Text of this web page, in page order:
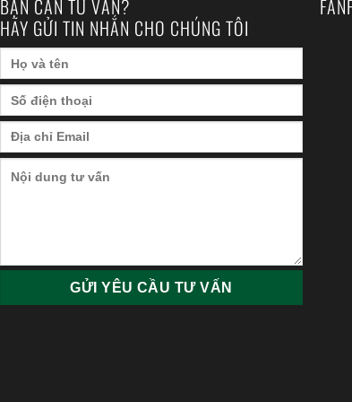
BẠN CẦN TƯ VẤN?
HÃY GỬI TIN NHẮN CHO CHÚNG TÔI